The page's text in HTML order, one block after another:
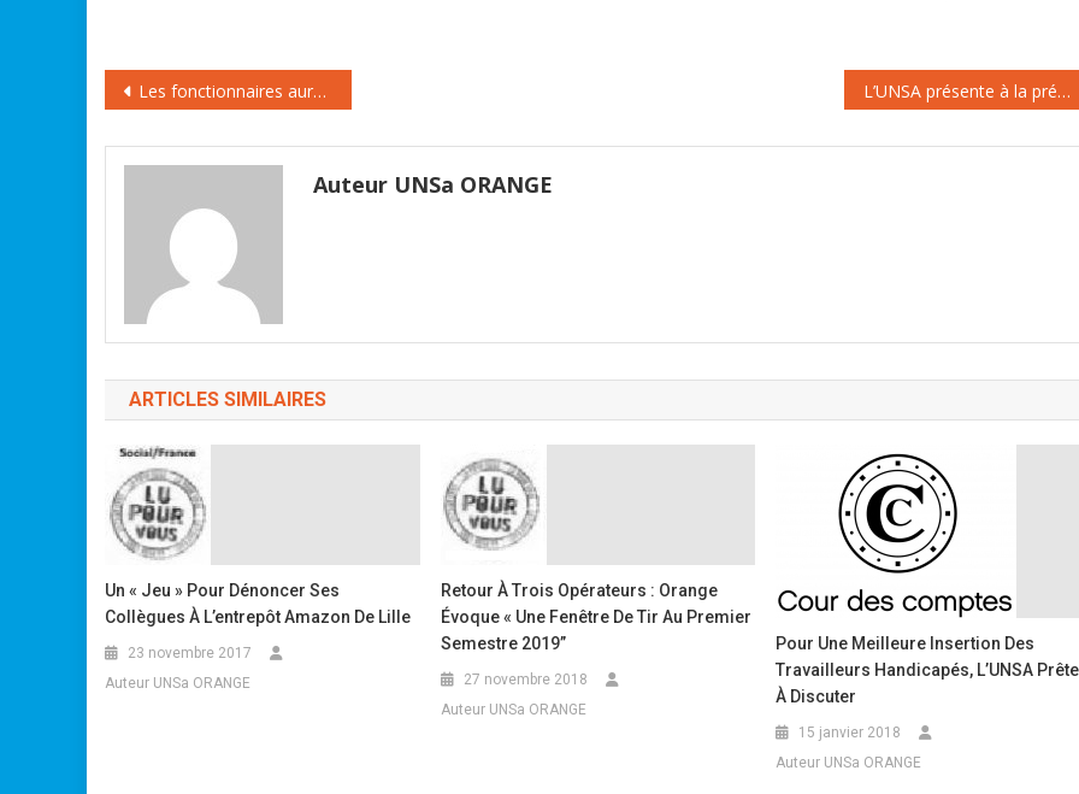
Navigation
de
l’article
Les fonctionnaires auront-ils une retraite « à l’italienne » ? L’UNSA présente à la présentation du 25ème rapport sur l’état du mal logement en France établi par la Fondation Abbé Pierre
Auteur UNSa ORANGE
ARTICLES SIMILAIRES
Un « Jeu » Pour Dénoncer Ses
Collègues À L’entrepôt Amazon De Lille
23 novembre 2017
Auteur UNSa ORANGE
Retour À Trois Opérateurs : Orange
Évoque « Une Fenêtre De Tir Au Premier
Semestre 2019”
27 novembre 2018
Auteur UNSa ORANGE
Pour Une Meilleure Insertion Des
Travailleurs Handicapés, L’UNSA Prête
À Discuter
15 janvier 2018
Auteur UNSa ORANGE